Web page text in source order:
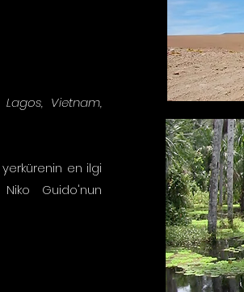
Lagos, Vietnam,
en ilgi
Guido'nun